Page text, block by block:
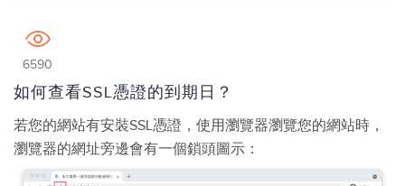
6590
如何查看SSL憑證的到期日？
若您的網站有安裝SSL憑證，使用瀏覽器瀏覽您的網站時，
瀏覽器的網址旁邊會有一個鎖頭圖示：